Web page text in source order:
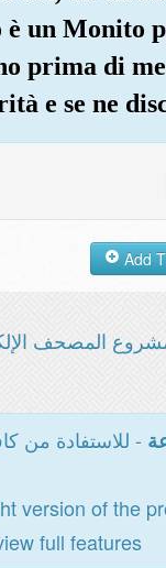
un Monito
prima di
e se ne
المصحف
- للاستفادة من
version of the
full features